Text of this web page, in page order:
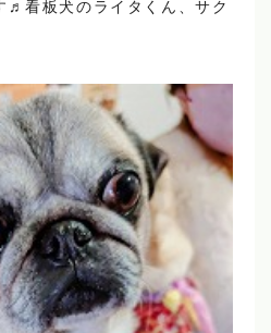
♬看板犬のライタくん、サク